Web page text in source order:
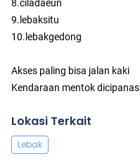
8.ciladaeun
9.lebaksitu
10.lebakgedong
Akses paling bisa jalan kaki
Kendaraan mentok dicipanas
Lokasi Terkait
Lebak